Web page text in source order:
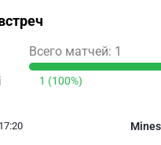
Всего матчей: 1
1 (100%)